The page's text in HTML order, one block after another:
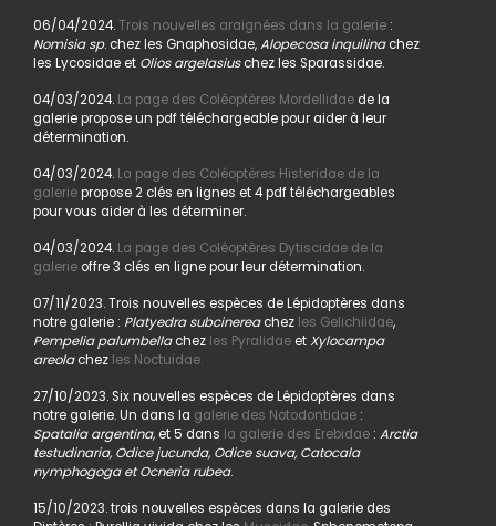
06/04/2024.Trois nouvelles araignées dans la galerie:
Nomisia sp. chez les Gnaphosidae,Alopecosa inquilinachez
les Lycosidae et Olios argelasiuschez les Sparassidae.
04/03/2024. La page des Coléoptères Mordellidaede la
galerie propose un pdf téléchargeable pour aider à leur
détermination.
04/03/2024. La page des Coléoptères Histeridae de la
galeriepropose 2 clés en lignes et 4 pdf téléchargeables
pour vous aider à les déterminer.
04/03/2024. La page des Coléoptères Dytiscidae de la
galerieoffre 3 clés en ligne pour leur détermination.
07/11/2023. Trois nouvelles espèces de Lépidoptères dans
notre galerie : Platyedra subcinereachez les Gelichiidae,
Pempelia palumbellachez les PyralidaeetXylocampa
areolachez les Noctuidae.
27/10/2023. Six nouvelles espèces de Lépidoptères dans
notre galerie. Un dans la galerie des Notodontidae:
Spatalia argentina, et 5 dans la galerie des Erebidae: Arctia
testudinaria, Odice jucunda, Odice suava, Catocala
nymphogoga et Ocneria rubea.
15/10/2023. trois nouvelles espèces dans la galerie des